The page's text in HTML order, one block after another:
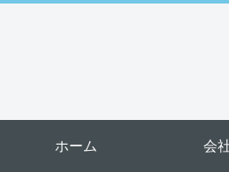
ホーム 会